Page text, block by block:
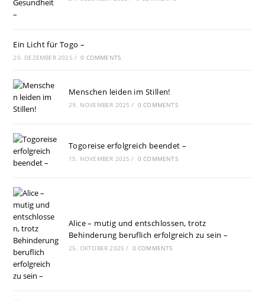
Ein Licht für Togo –
20. DEZEMBER 2025 / 0 COMMENTS
Menschen leiden im Stillen!
29. NOVEMBER 2025 / 0 COMMENTS
Togoreise erfolgreich beendet –
15. NOVEMBER 2025 / 0 COMMENTS
Alice – mutig und entschlossen, trotz
Behinderung beruflich erfolgreich zu sein –
25. OKTOBER 2025 / 0 COMMENTS